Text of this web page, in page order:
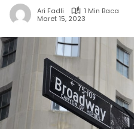
Ari Fadli
1 Min Baca
Maret 15, 2023